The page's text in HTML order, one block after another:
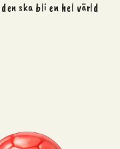
ska bli en hel värld